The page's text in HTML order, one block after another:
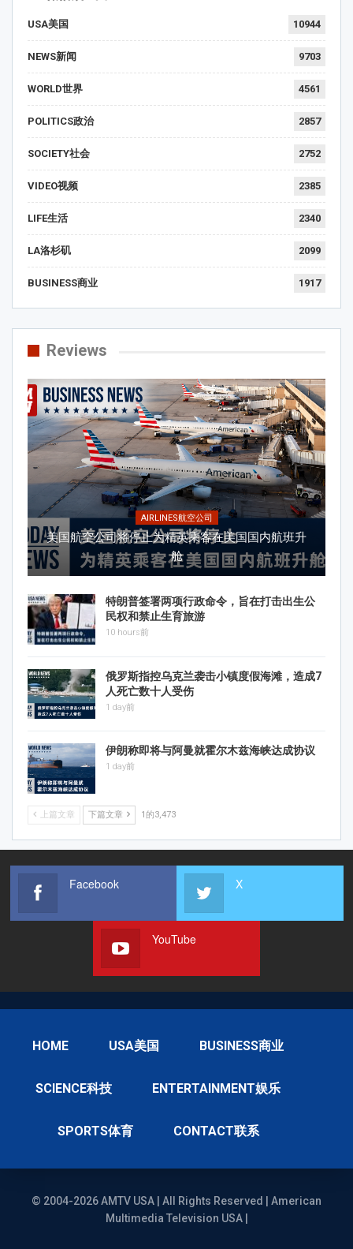
USA美国 10944
NEWS新闻 9703
WORLD世界 4561
POLITICS政治 2857
SOCIETY社会 2752
VIDEO视频 2385
LIFE生活 2340
LA洛杉矶 2099
BUSINESS商业 1917
Reviews
AIRLINES航空公司
美国航空公司将停止为精英乘客在美国国内航班升
舱
特朗普签署两项行政命令，旨在打击出生公
民权和禁止生育旅游
10 hours前
俄罗斯指控乌克兰袭击小镇度假海滩，造成7
人死亡数十人受伤
1 day前
伊朗称即将与阿曼就霍尔木兹海峡达成协议
1 day前
上篇文章 下篇文章 1的3,473
Facebook X
YouTube
HOME USA美国 BUSINESS商业
SCIENCE科技 ENTERTAINMENT娱乐
SPORTS体育 CONTACT联系
© 2004-2026 AMTV USA | All Rights Reserved | American
Multimedia Television USA |